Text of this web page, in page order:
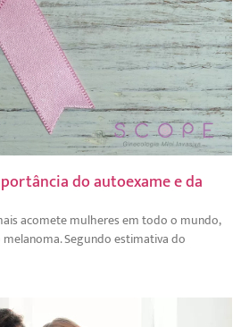
do autoexame e da
acomete mulheres em todo o mundo,
Segundo estimativa do